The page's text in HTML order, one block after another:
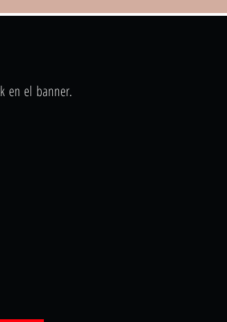
en el banner.